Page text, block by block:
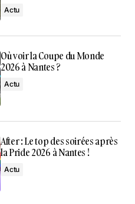
Actu
Où voir la Coupe du Monde
2026 à Nantes ?
Actu
After : Le top des soirées après
la Pride 2026 à Nantes !
Actu